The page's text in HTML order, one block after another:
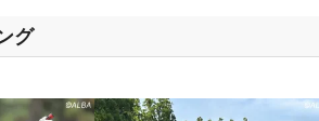
グ